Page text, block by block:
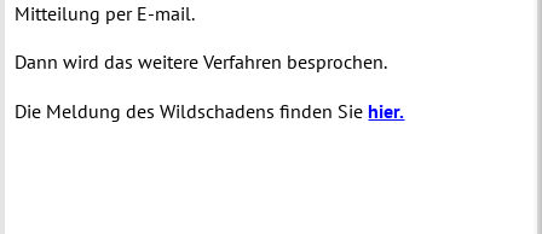
Mitteilung per E-mail.
Dann wird das weitere Verfahren besprochen.
Die Meldung des Wildschadens finden Siehier.